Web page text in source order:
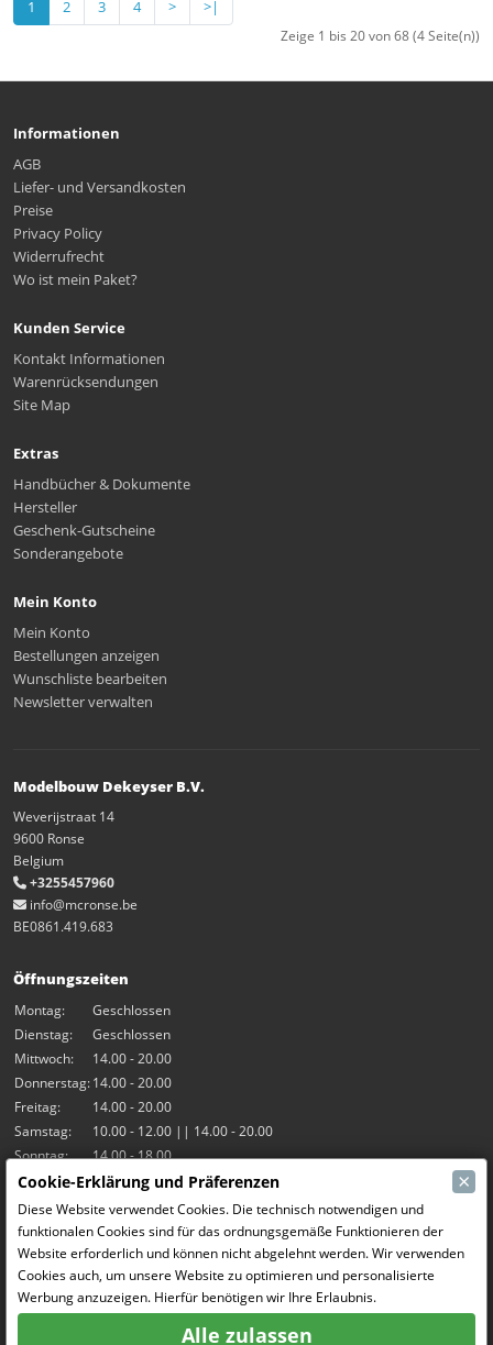
1 2 3 4 > >|
Zeige 1 bis 20 von 68 (4 Seite(n))
Informationen
AGB
Liefer- und Versandkosten
Preise
Privacy Policy
Widerrufrecht
Wo ist mein Paket?
Kunden Service
Kontakt Informationen
Warenrücksendungen
Site Map
Extras
Handbücher & Dokumente
Hersteller
Geschenk-Gutscheine
Sonderangebote
Mein Konto
Mein Konto
Bestellungen anzeigen
Wunschliste bearbeiten
Newsletter verwalten
Modelbouw Dekeyser B.V.
Weverijstraat 14
9600 Ronse
Belgium
+3255457960
info@mcronse.be
BE0861.419.683
Öffnungszeiten
Montag:
Geschlossen
Dienstag:
Geschlossen
Mittwoch:
14.00 - 20.00
Donnerstag:14.00 - 20.00
Freitag:
14.00 - 20.00
Samstag:
10.00 - 12.00 || 14.00 - 20.00
Sonntag:
14.00 - 18.00
Unsere Aktivitäten
Indoor-Halle Hangar7
RC-Drift
RC Bangers
Fun and Friends
Cookie-Erklärung und Präferenzen ×
Diese Website verwendet Cookies. Die technisch notwendigen und
funktionalen Cookies sind für das ordnungsgemäße Funktionieren der
Website erforderlich und können nicht abgelehnt werden. Wir verwenden
Cookies auch, um unsere Website zu optimieren und personalisierte
Werbung anzuzeigen. Hierfür benötigen wir Ihre Erlaubnis.
Alle zulassen